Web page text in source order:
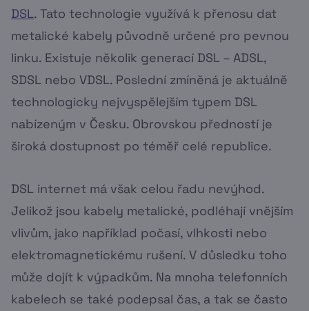
DSL. Tato technologie využívá k přenosu dat
metalické kabely původně určené pro pevnou
linku. Existuje několik generací DSL – ADSL,
SDSL nebo VDSL. Poslední zmíněná je aktuálně
technologicky nejvyspělejším typem DSL
nabízeným v Česku. Obrovskou předností je
široká dostupnost po téměř celé republice.
DSL internet má však celou řadu nevýhod.
Jelikož jsou kabely metalické, podléhají vnějším
vlivům, jako například počasí, vlhkosti nebo
elektromagnetickému rušení. V důsledku toho
může dojít k výpadkům. Na mnoha telefonních
kabelech se také podepsal čas, a tak se často